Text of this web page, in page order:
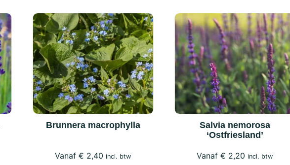
Brunnera macrophylla
€ 2,40 incl. btw
Salvia nemorosa
‘Ostfriesland’
€ 2,20 incl. btw